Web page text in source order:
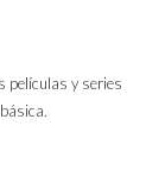
películas y series